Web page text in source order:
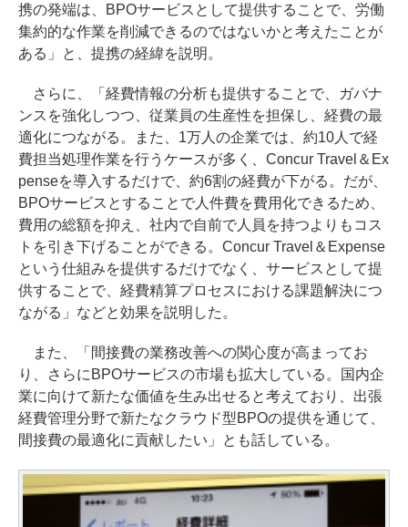
携の発端は、BPOサービスとして提供することで、労働
集約的な作業を削減できるのではないかと考えたことが
ある」と、提携の経緯を説明。
さらに、「経費情報の分析も提供することで、ガバナ
ンスを強化しつつ、従業員の生産性を担保し、経費の最
適化につながる。また、1万人の企業では、約10人で経
費担当処理作業を行うケースが多く、Concur Travel＆Ex
penseを導入するだけで、約6割の経費が下がる。だが、
BPOサービスとすることで人件費を費用化できるため、
費用の総額を抑え、社内で自前で人員を持つよりもコス
トを引き下げることができる。Concur Travel＆Expense
という仕組みを提供するだけでなく、サービスとして提
供することで、経費精算プロセスにおける課題解決につ
ながる」などと効果を説明した。
また、「間接費の業務改善への関心度が高まってお
り、さらにBPOサービスの市場も拡大している。国内企
業に向けて新たな価値を生み出せると考えており、出張
経費管理分野で新たなクラウド型BPOの提供を通じて、
間接費の最適化に貢献したい」とも話している。